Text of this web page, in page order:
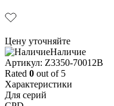
Цену уточняйте
Наличие
Aртикул: Z3350-70012B
Rated 0 out of 5
Характеристики
Для серий